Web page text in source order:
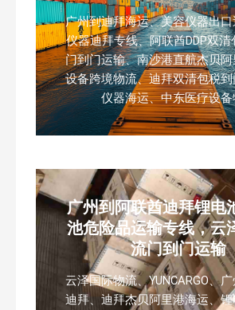
广州到迪拜海运、美容仪器出
仪器迪拜专线、阿联酋DDP双
门到门运输、南沙港直航杰贝
设备跨境物流、迪拜双清包税
仪器海运、中东医疗设备
广州到阿联酋迪拜锂电
池危险品运输专线，云
流门到门运输
云泽国际物流、YUNCARGO、
迪拜、迪拜杰贝阿里港海运、